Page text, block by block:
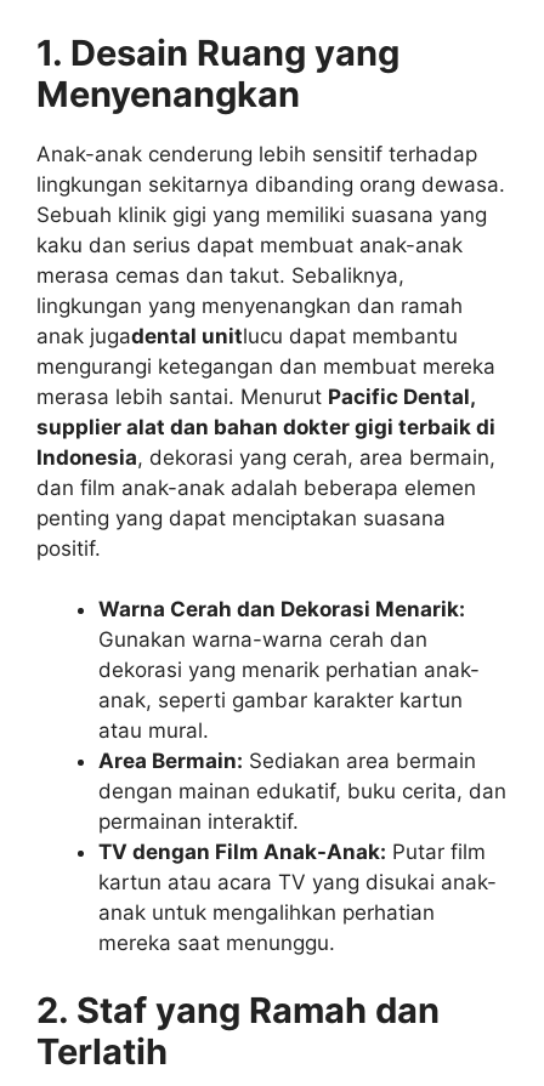
1. Desain Ruang yang
Menyenangkan
Anak-anak cenderung lebih sensitif terhadap
lingkungan sekitarnya dibanding orang dewasa.
Sebuah klinik gigi yang memiliki suasana yang
kaku dan serius dapat membuat anak-anak
merasa cemas dan takut. Sebaliknya,
lingkungan yang menyenangkan dan ramah
anak jugadental unitlucu dapat membantu
mengurangi ketegangan dan membuat mereka
merasa lebih santai. Menurut Pacific Dental,
supplier alat dan bahan dokter gigi terbaik di
Indonesia, dekorasi yang cerah, area bermain,
dan film anak-anak adalah beberapa elemen
penting yang dapat menciptakan suasana
positif.
Warna Cerah dan Dekorasi Menarik:
Gunakan warna-warna cerah dan
dekorasi yang menarik perhatian anak-
anak, seperti gambar karakter kartun
atau mural.
Area Bermain: Sediakan area bermain
dengan mainan edukatif, buku cerita, dan
permainan interaktif.
TV dengan Film Anak-Anak: Putar film
kartun atau acara TV yang disukai anak-
anak untuk mengalihkan perhatian
mereka saat menunggu.
2. Staf yang Ramah dan
Terlatih